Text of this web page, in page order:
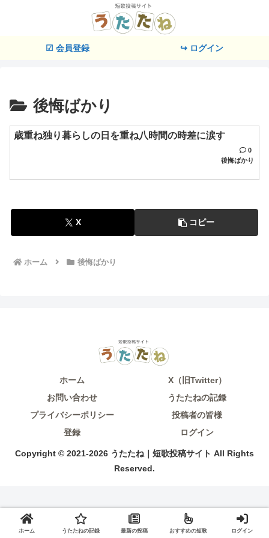
☑ 会員登録 ↪ ログイン
後悔ばかり
歳重ね独り暮らしの日を重ね八時間の時差に涙す
0
後悔ばかり
X コピー
ホーム 後悔ばかり
ホーム
X（旧Twitter）
お問い合わせ
うたたねの記録
プライバシーポリシー
投稿者の皆様
登録
ログイン
Copyright © 2021-2026 うたたね｜短歌投稿サイト All Rights
Reserved.
ホーム うたたねの記録 最新の投稿 おすすめの短歌 ログイン